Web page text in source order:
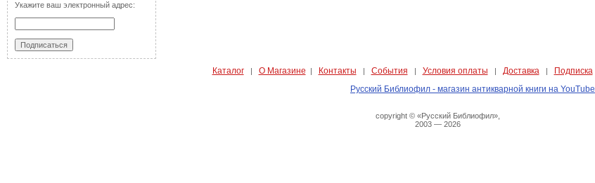
Укажите ваш электронный адрес:
Каталог| О Магазине | Контакты | События | Условия оплаты | Доставка | Подписка
Русский Библиофил - магазин антикварной книги на YouTube
copyright © «Русский Библиофил»,
2003 — 2026